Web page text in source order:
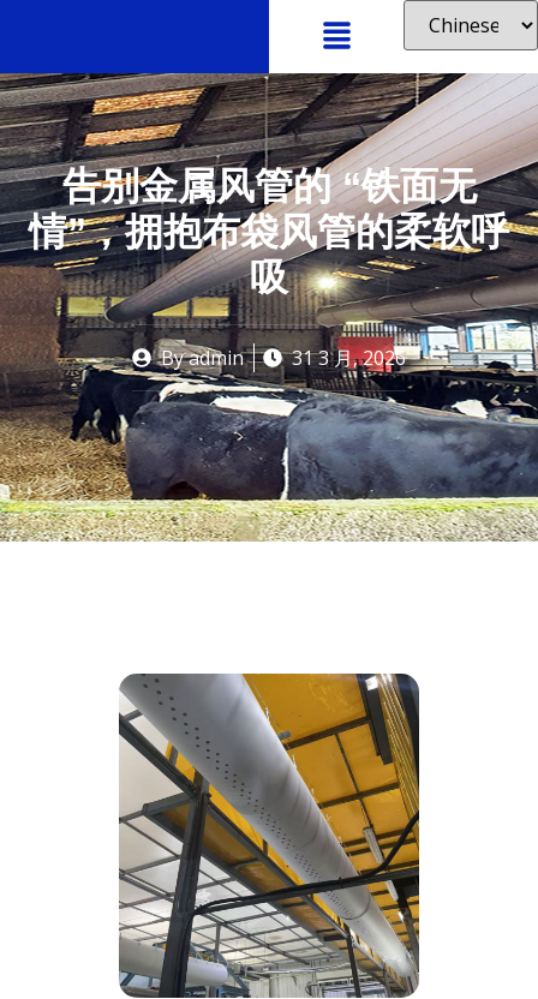
告别金属风管的 “铁面无
情”，拥抱布袋风管的柔软呼
吸
Byadmin 31 3 月, 2026